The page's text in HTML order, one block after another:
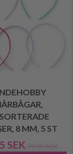
8 MM, 5 ST
SEK 39.95 SEK